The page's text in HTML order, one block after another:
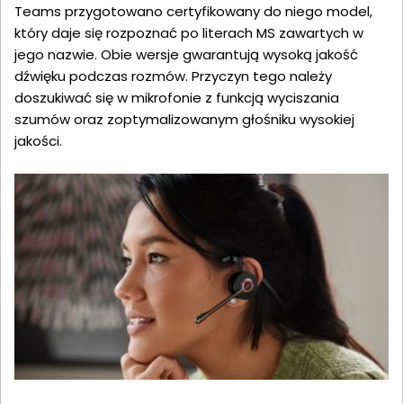
Teams przygotowano certyfikowany do niego model,
który daje się rozpoznać po literach MS zawartych w
jego nazwie. Obie wersje gwarantują wysoką jakość
dźwięku podczas rozmów. Przyczyn tego należy
doszukiwać się w mikrofonie z funkcją wyciszania
szumów oraz zoptymalizowanym głośniku wysokiej
jakości.